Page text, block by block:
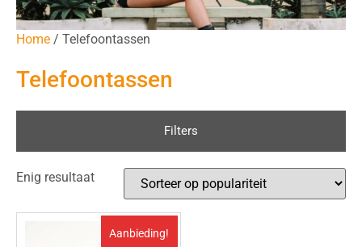
Home / Telefoontassen
Telefoontassen
Filters
Enig resultaat
Aanbieding!